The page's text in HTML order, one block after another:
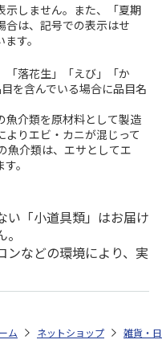
示しません。また、「夏期
合は、記号での表示はせ
す。
「落花生」「えび」「か
を含んでいる場合に品目名
介類を原材料として製造
りエビ・カニが混じって
魚介類は、エサとしてエ
。
い「小道具類」はお届け
ンなどの環境により、実
食洗機対応 スライド式トリオセッ
ム ネットショップ 雑貨・